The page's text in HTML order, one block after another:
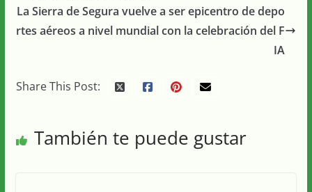
La Sierra de Segura vuelve a ser epicentro de depo
rtes aéreos a nivel mundial con la celebración del F
IA
Share This Post:
También te puede gustar